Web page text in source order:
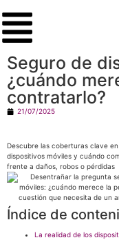
Seguro de
¿cuándo
contratarlo?
21/07/2025
Descubre las coberturas clave
dispositivos móviles y cuándo
frente a daños, robos o pérdidas
Índice de
La realidad de los